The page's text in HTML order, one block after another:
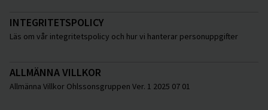
INTEGRITETSPOLICY
Läs om vår integritetspolicy och hur vi hanterar personuppgifter
ALLMÄNNA VILLKOR
Allmänna Villkor Ohlssonsgruppen Ver. 1 2025 07 01